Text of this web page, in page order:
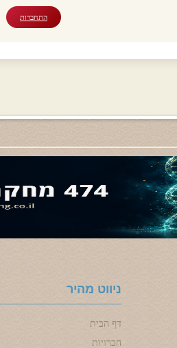
התחברות
ניווט מהיר
דף הבית
הכרויות